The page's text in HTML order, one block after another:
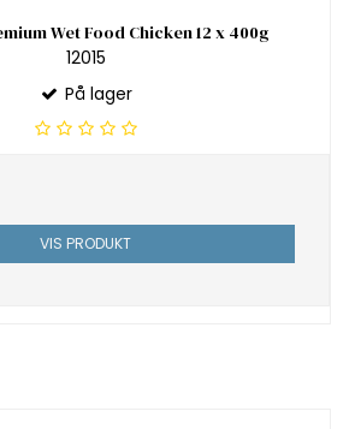
Wet Food Chicken 12 x 400g
12015
På lager
VIS PRODUKT